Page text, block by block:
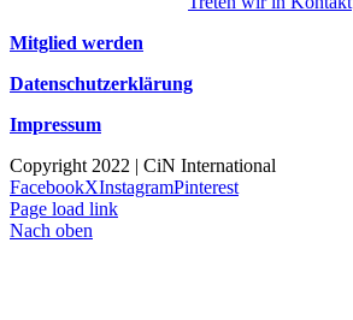
Mitglied werden
Datenschutzerklärung
Impressum
Copyright 2022 | CiN International
FacebookXInstagramPinterest
Page load link
Nach oben